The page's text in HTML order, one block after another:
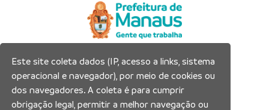
Prefeitura Municipal de Manaus
Município de Manaus
CNPJ:04.365.326.0001-73
Este site coleta dados (IP, acesso a links, sistema
operacional e navegador), por meio de cookies ou
dos navegadores. A coleta é para cumprir
obrigação legal, permitir a melhor navegação ou